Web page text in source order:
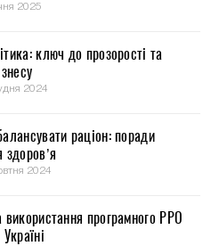
2025
ключ до прозорості та
2024
раціон: поради
здоров’я
2024
використання програмного РРО